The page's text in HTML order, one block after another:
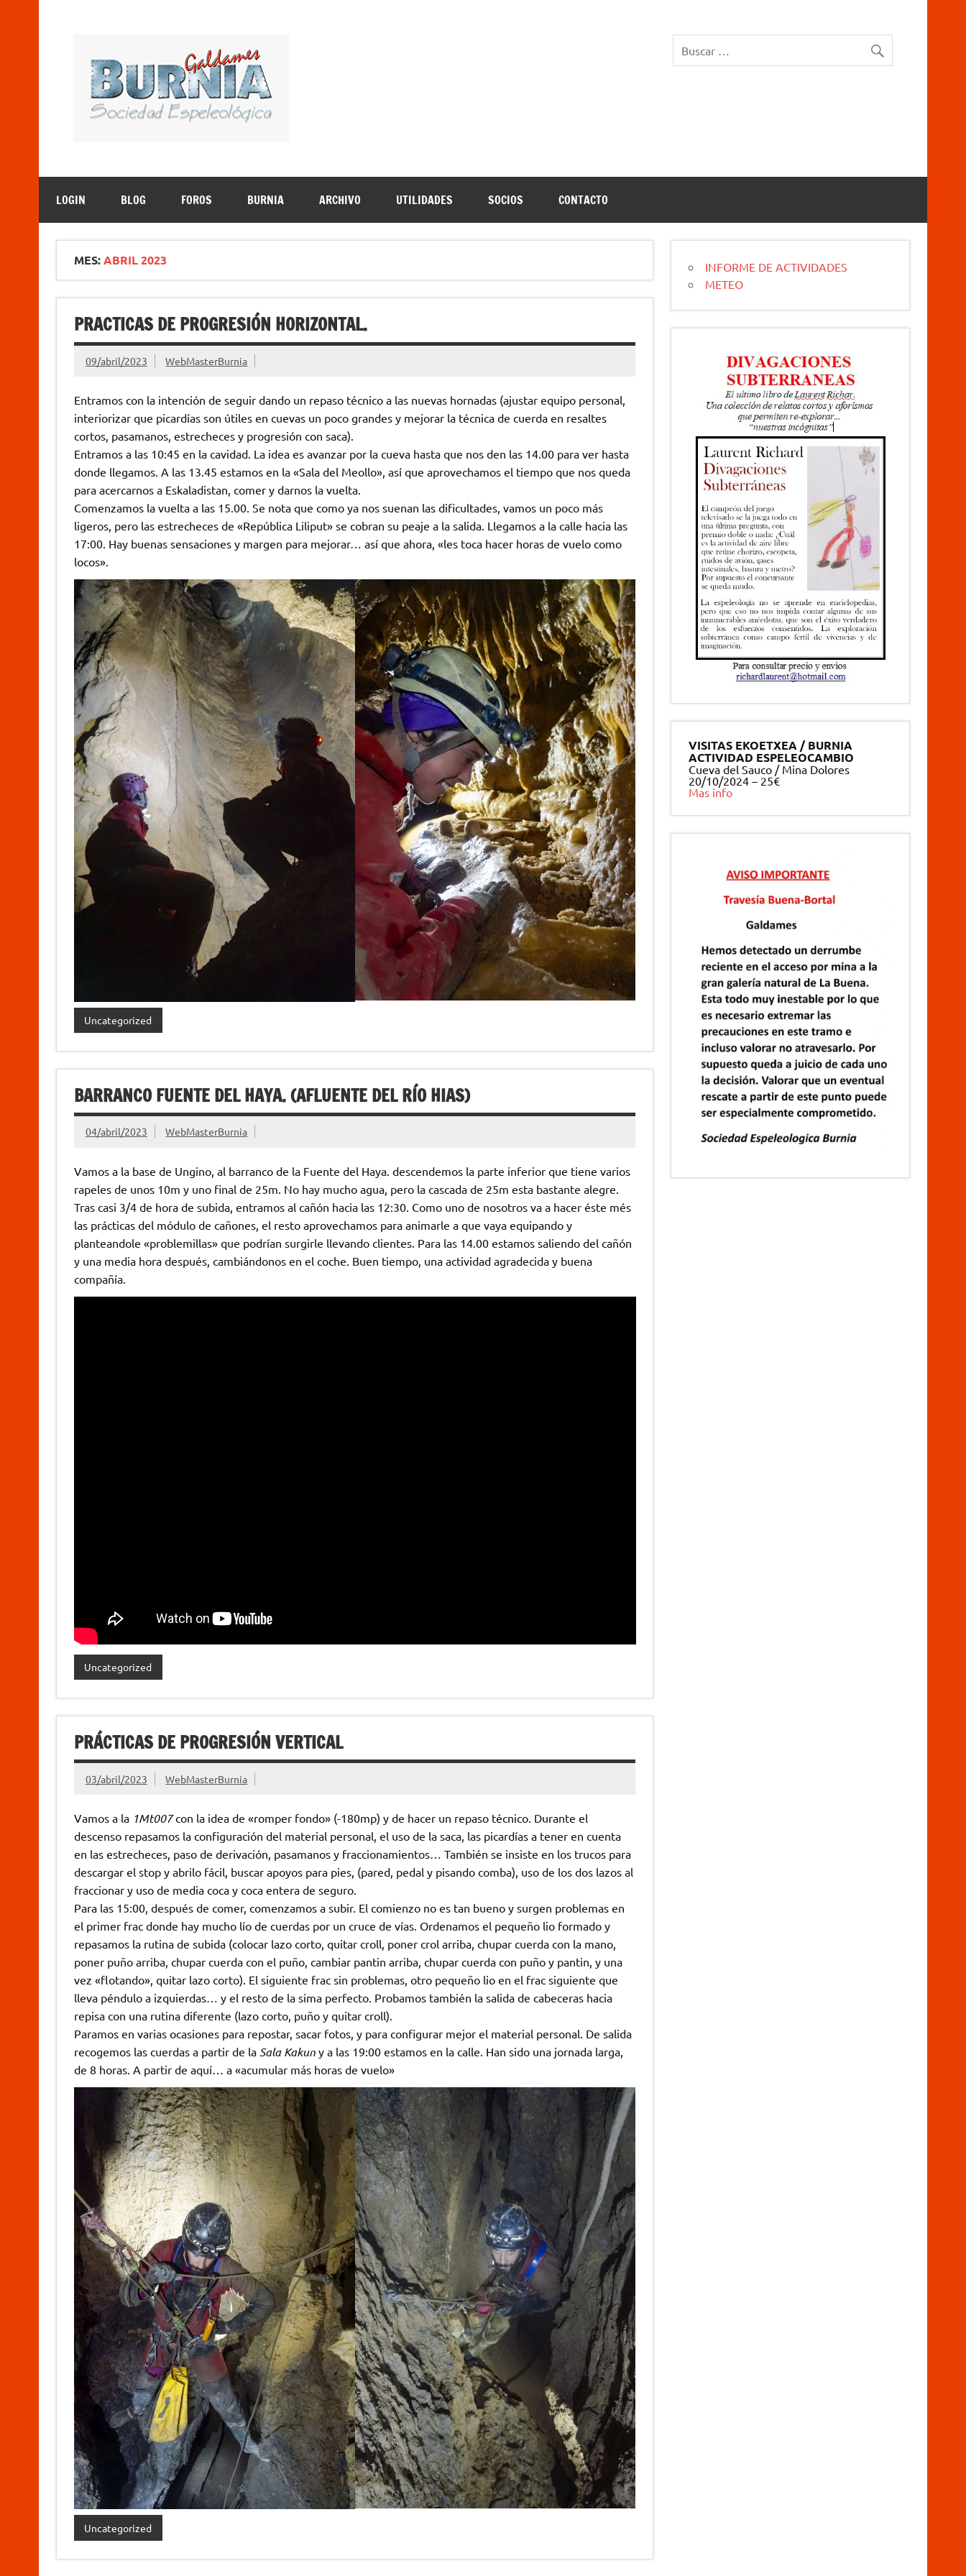
LOGIN BLOG FOROS BURNIA ARCHIVO UTILIDADES SOCIOS CONTACTO
MES:ABRIL 2023
PRACTICAS DE PROGRESIÓN HORIZONTAL.
09/abril/2023 WebMasterBurnia
Entramos con la intención de seguir dando un repaso técnico a las nuevas hornadas (ajustar equipo personal,
interiorizar que picardías son útiles en cuevas un poco grandes y mejorar la técnica de cuerda en resaltes
cortos, pasamanos, estrecheces y progresión con saca).
Entramos a las 10:45 en la cavidad. La idea es avanzar por la cueva hasta que nos den las 14.00 para ver hasta
donde llegamos. A las 13.45 estamos en la «Sala del Meollo», así que aprovechamos el tiempo que nos queda
para acercarnos a Eskaladistan, comer y darnos la vuelta.
Comenzamos la vuelta a las 15.00. Se nota que como ya nos suenan las dificultades, vamos un poco más
ligeros, pero las estrecheces de «República Liliput» se cobran su peaje a la salida. Llegamos a la calle hacia las
17:00. Hay buenas sensaciones y margen para mejorar… así que ahora, «les toca hacer horas de vuelo como
locos».
Uncategorized
BARRANCO FUENTE DEL HAYA. (AFLUENTE DEL RÍO HIAS)
04/abril/2023 WebMasterBurnia
Vamos a la base de Ungino, al barranco de la Fuente del Haya. descendemos la parte inferior que tiene varios
rapeles de unos 10m y uno final de 25m. No hay mucho agua, pero la cascada de 25m esta bastante alegre.
Tras casi 3/4 de hora de subida, entramos al cañón hacia las 12:30. Como uno de nosotros va a hacer éste més
las prácticas del módulo de cañones, el resto aprovechamos para animarle a que vaya equipando y
planteandole «problemillas» que podrían surgirle llevando clientes. Para las 14.00 estamos saliendo del cañón
y una media hora después, cambiándonos en el coche. Buen tiempo, una actividad agradecida y buena
compañía.
Uncategorized
PRÁCTICAS DE PROGRESIÓN VERTICAL
03/abril/2023 WebMasterBurnia
Vamos a la 1Mt007con la idea de «romper fondo» (-180mp) y de hacer un repaso técnico. Durante el
descenso repasamos la configuración del material personal, el uso de la saca, las picardías a tener en cuenta
en las estrecheces, paso de derivación, pasamanos y fraccionamientos… También se insiste en los trucos para
descargar el stop y abrilo fácil, buscar apoyos para pies, (pared, pedal y pisando comba), uso de los dos lazos al
fraccionar y uso de media coca y coca entera de seguro.
Para las 15:00, después de comer, comenzamos a subir. El comienzo no es tan bueno y surgen problemas en
el primer frac donde hay mucho lío de cuerdas por un cruce de vías. Ordenamos el pequeño lio formado y
repasamos la rutina de subida (colocar lazo corto, quitar croll, poner crol arriba, chupar cuerda con la mano,
poner puño arriba, chupar cuerda con el puño, cambiar pantin arriba, chupar cuerda con puño y pantin, y una
vez «flotando», quitar lazo corto). El siguiente frac sin problemas, otro pequeño lio en el frac siguiente que
lleva péndulo a izquierdas… y el resto de la sima perfecto. Probamos también la salida de cabeceras hacia
repisa con una rutina diferente (lazo corto, puño y quitar croll).
Paramos en varias ocasiones para repostar, sacar fotos, y para configurar mejor el material personal. De salida
recogemos las cuerdas a partir de la Sala Kakuny a las 19:00 estamos en la calle. Han sido una jornada larga,
de 8 horas. A partir de aquí… a «acumular más horas de vuelo»
Uncategorized
INFORME DE ACTIVIDADES
METEO
VISITAS EKOETXEA / BURNIA
ACTIVIDAD ESPELEOCAMBIO
Cueva del Sauco / Mina Dolores
20/10/2024 – 25€
Mas info